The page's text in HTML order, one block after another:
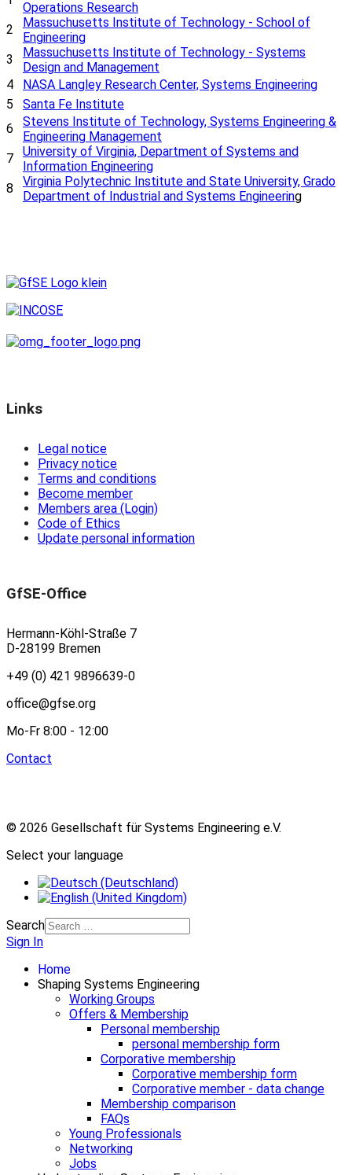
Operations Research
2
Massuchusetts Institute of Technology - School of
Engineering
3
Massuchusetts Institute of Technology - Systems
Design and Management
4
NASA Langley Research Center, Systems Engineering
5
Santa Fe Institute
6
Stevens Institute of Technology, Systems Engineering &
Engineering Management
7
University of Virginia, Department of Systems and
Information Engineering
8
Virginia Polytechnic Institute and State University, Grado
Department of Industrial and Systems Engineering
Links
Legal notice
Privacy notice
Terms and conditions
Become member
Members area (Login)
Code of Ethics
Update personal information
GfSE-Office
Hermann-Köhl-Straße 7
D-28199 Bremen
+49 (0) 421 9896639-0
office@gfse.org
Mo-Fr 8:00 - 12:00
Contact
© 2026 Gesellschaft für Systems Engineering e.V.
Select your language
Search
Sign In
Home
Shaping Systems Engineering
Working Groups
Offers & Membership
Personal membership
personal membership form
Corporative membership
Corporative membership form
Corporative member - data change
Membership comparison
FAQs
Young Professionals
Networking
Jobs